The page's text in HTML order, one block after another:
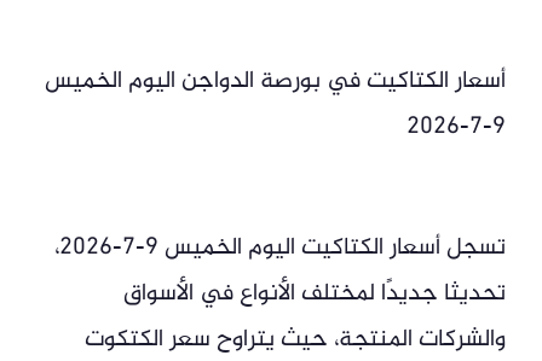
أسعار الكتاكيت في بورصة الدواجن اليوم الخميس
9-7-2026
تسجل أسعار الكتاكيت اليوم الخميس 9-7-2026،
تحديثا جديدًا لمختلف الأنواع في الأسواق
والشركات المنتجة، حيث يتراوح سعر الكتكوت